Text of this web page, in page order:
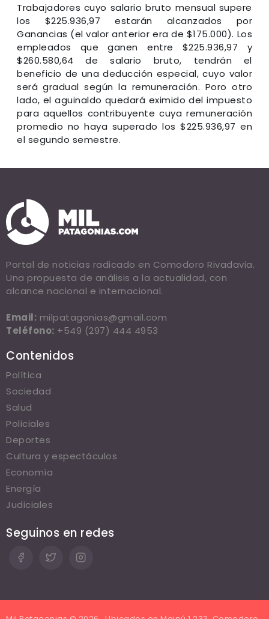
Trabajadores cuyo salario bruto mensual supere
los $225.936,97 estarán alcanzados por
Ganancias (el valor anterior era de $175.000). Los
empleados que ganen entre $225.936,97 y
$260.580,64 de salario bruto, tendrán el
beneficio de una deducción especial, cuyo valor
será gradual según la remuneración. Poro otro
lado, el aguinaldo quedará eximido del impuesto
para aquellos contribuyente cuya remuneración
promedio no haya superado los $225.936,97 en
el segundo semestre.
Portal de noticias radicado en Comodoro Rivadavia.
Una propuesta de análisis a la actualidad, con
alcance nacional e internacional.
Email: milpatagonias@gmail.com
Teléfono: +549 (297) 444 4953
Contenidos
Política
Sociedad
Salud
Policiales
Deportes
Cultura y espectáculos
Economía
Energía
Judiciales
Seguinos en redes